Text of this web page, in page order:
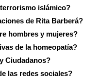
islámico?
de Rita Barberá?
hombres y mujeres?
de la homeopatía?
Ciudadanos?
las redes sociales?